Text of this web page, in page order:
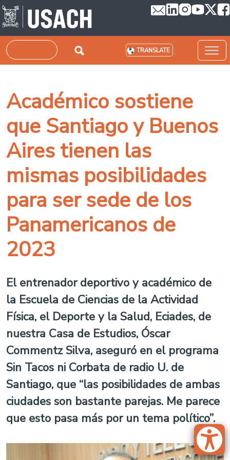
Skip to main content
Search TRANSLATE
Académico sostiene
que Santiago y Buenos
Aires tienen las
mismas posibilidades
para ser sede de los
Panamericanos de
2023
El entrenador deportivo y académico de
la Escuela de Ciencias de la Actividad
Física, el Deporte y la Salud, Eciades, de
nuestra Casa de Estudios, Óscar
Commentz Silva, aseguró en el programa
Sin Tacos ni Corbata de radio U. de
Santiago, que “las posibilidades de ambas
ciudades son bastante parejas. Me parece
que esto pasa más por un tema político”.